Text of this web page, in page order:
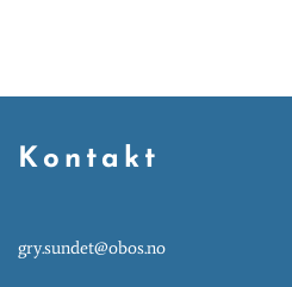
Kontakt
gry.sundet@obos.no